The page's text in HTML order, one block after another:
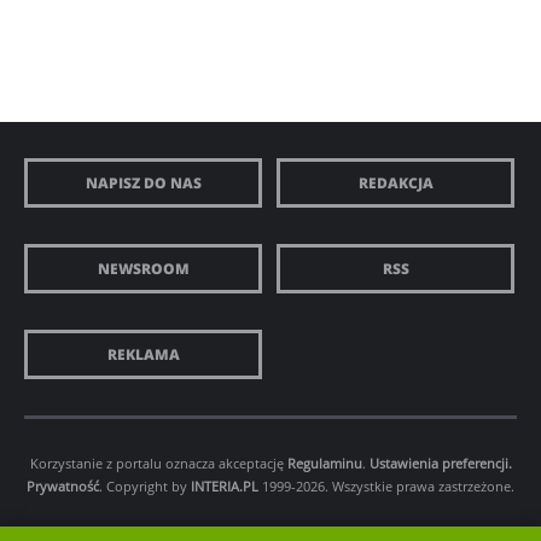
NAPISZ DO NAS REDAKCJA
NEWSROOM RSS
REKLAMA
Korzystanie z portalu oznacza akceptację Regulaminu. Ustawienia preferencji.
Prywatność. Copyright by INTERIA.PL 1999-2026. Wszystkie prawa zastrzeżone.